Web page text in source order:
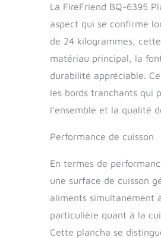
La FireFriend BQ-6395
aspect qui se confirme
de 24 kilogrammes,
matériau principal, la
durabilité appréciable.
les bords tranchants qui
l’ensemble et la qualité
Performance de cuisson
En termes de
une surface de cuisson
aliments simultanément
particulière quant à la
Cette plancha se